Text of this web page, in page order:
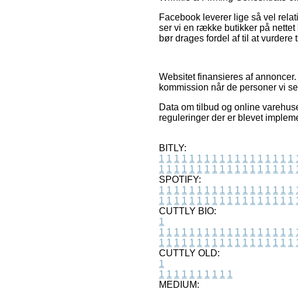
Facebook leverer lige så vel
ser vi en række butikker på
bør drages fordel af til at vurdere
Websitet finansieres af
kommission når de personer vi
Data om tilbud og online
reguleringer der er blevet
BITLY:
1 1 1 1 1 1 1 1 1 1 1 1 1 1 1 1 1 1
1 1 1 1 1 1 1 1 1 1 1 1 1 1 1 1 1 1
SPOTIFY:
1 1 1 1 1 1 1 1 1 1 1 1 1 1 1 1 1 1
1 1 1 1 1 1 1 1 1 1 1 1 1 1 1 1 1 1
CUTTLY BIO:
1
1 1 1 1 1 1 1 1 1 1 1 1 1 1 1 1 1 1
1 1 1 1 1 1 1 1 1 1 1 1 1 1 1 1 1 1
CUTTLY OLD:
1
1 1 1 1 1 1 1 1 1 1
MEDIUM: